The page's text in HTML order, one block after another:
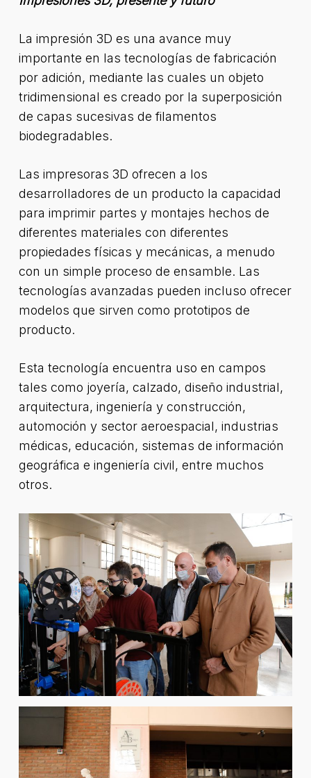
La impresión 3D es una avance muy
importante en las tecnologías de fabricación
por adición, mediante las cuales un objeto
tridimensional es creado por la superposición
de capas sucesivas de filamentos
biodegradables.​
Las impresoras 3D ofrecen a los
desarrolladores de un producto la capacidad
para imprimir partes y montajes hechos de
diferentes materiales con diferentes
propiedades físicas y mecánicas, a menudo
con un simple proceso de ensamble. Las
tecnologías avanzadas pueden incluso ofrecer
modelos que sirven como prototipos de
producto.
Esta tecnología encuentra uso en campos
tales como joyería, calzado, diseño industrial,
arquitectura, ingeniería y construcción,
automoción y sector aeroespacial, industrias
médicas, educación, sistemas de información
geográfica e ingeniería civil, entre muchos
otros.